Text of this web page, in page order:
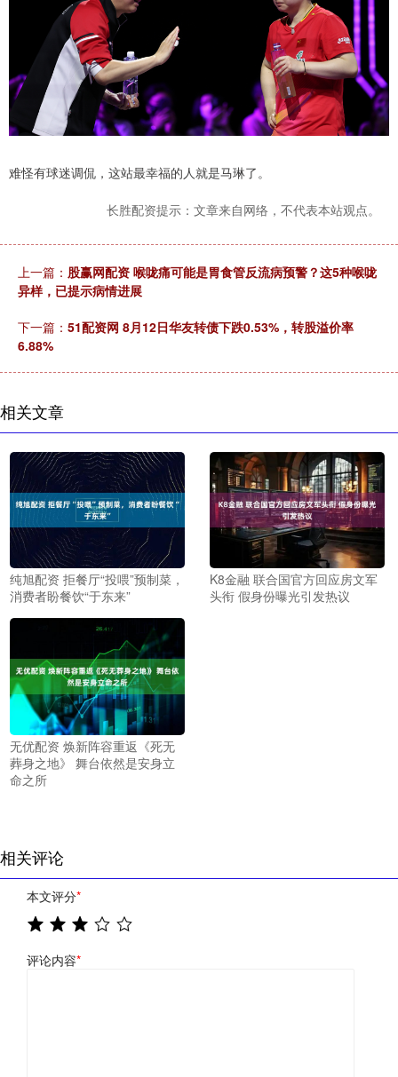
难怪有球迷调侃，这站最幸福的人就是马琳了。
长胜配资提示：文章来自网络，不代表本站观点。
上一篇： 股赢网配资 喉咙痛可能是胃食管反流病预警？这5种喉咙
异样，已提示病情进展
下一篇： 51配资网 8月12日华友转债下跌0.53%，转股溢价率
6.88%
相关文章
纯旭配资 拒餐厅“投喂”预制菜，
消费者盼餐饮“于东来”
K8金融 联合国官方回应房文军
头衔 假身份曝光引发热议
无优配资 焕新阵容重返《死无
葬身之地》 舞台依然是安身立
命之所
相关评论
本文评分*
评论内容*